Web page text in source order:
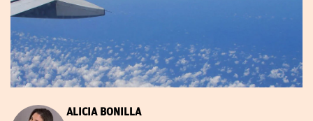
ALICIA BONILLA